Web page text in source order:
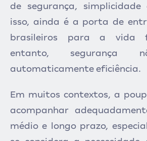
de segurança, simplicidade
isso, ainda é a porta de
brasileiros para a vida
entanto, segurança
automaticamente eficiência.
Em muitos contextos, a
acompanhar
médio e longo prazo,